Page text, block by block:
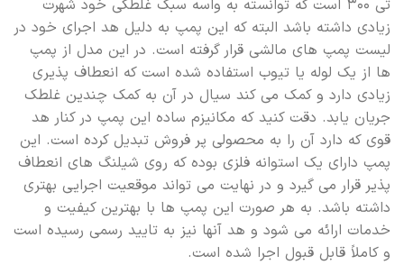
تی ۳۰۰ است که توانسته به واسه سبک غلطکی خود شهرت
زیادی داشته باشد البته که این پمپ به دلیل هد اجرای خود در
لیست پمپ های مالشی قرار گرفته است. در این مدل از پمپ
ها از یک لوله یا تیوب استفاده شده است که انعطاف پذیری
زیادی دارد و کمک می کند سیال در آن به کمک چندین غلطک
جریان یابد. دقت کنید که مکانیزم ساده این پمپ در کنار هد
قوی که دارد آن را به محصولی پر فروش تبدیل کرده است. این
پمپ دارای یک استوانه فلزی بوده که روی شیلنگ های انعطاف
پذیر قرار می گیرد و در نهایت می تواند موقعیت اجرایی بهتری
داشته باشد. به هر صورت این پمپ ها با بهترین کیفیت و
خدمات ارائه می شود و هد آنها نیز به تایید رسمی رسیده است
و کاملاً قابل قبول اجرا شده است.